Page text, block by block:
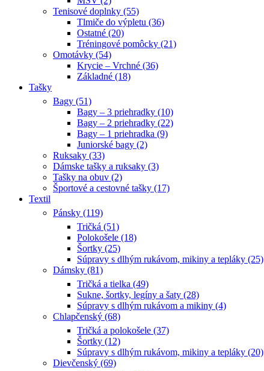
Tenisové doplnky (55)
Tlmiče do výpletu (36)
Ostatné (20)
Tréningové pomôcky (21)
Omotávky (54)
Krycie – Vrchné (36)
Základné (18)
Tašky
Bagy (51)
Bagy – 3 priehradky (10)
Bagy – 2 priehradky (22)
Bagy – 1 priehradka (9)
Juniorské bagy (2)
Ruksaky (33)
Dámske tašky a ruksaky (3)
Tašky na obuv (2)
Športové a cestovné tašky (17)
Textil
Pánsky (119)
Tričká (51)
Polokošele (18)
Šortky (25)
Súpravy s dlhým rukávom, mikiny a tepláky (25)
Dámsky (81)
Tričká a tielka (49)
Sukne, šortky, legíny a šaty (28)
Súpravy s dlhým rukávom a mikiny (4)
Chlapčenský (68)
Tričká a polokošele (37)
Šortky (12)
Súpravy s dlhým rukávom, mikiny a tepláky (20)
Dievčenský (69)